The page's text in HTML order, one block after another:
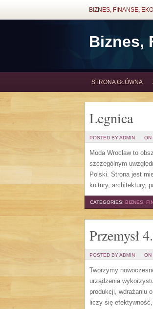
BIZNES, FINANSE,
Biznes,
STRONA GŁÓWNA
Legnica
POSTED BY ADMIN ON
Moda Wrocław to
szczególnym
Polski. Strona jest
kultury, architektury,
CATEGORIES: BIZNES,
Przemysł
POSTED BY ADMIN ON
Tworzymy
urządzenia
produkcji, wdrażaniu
liczy się